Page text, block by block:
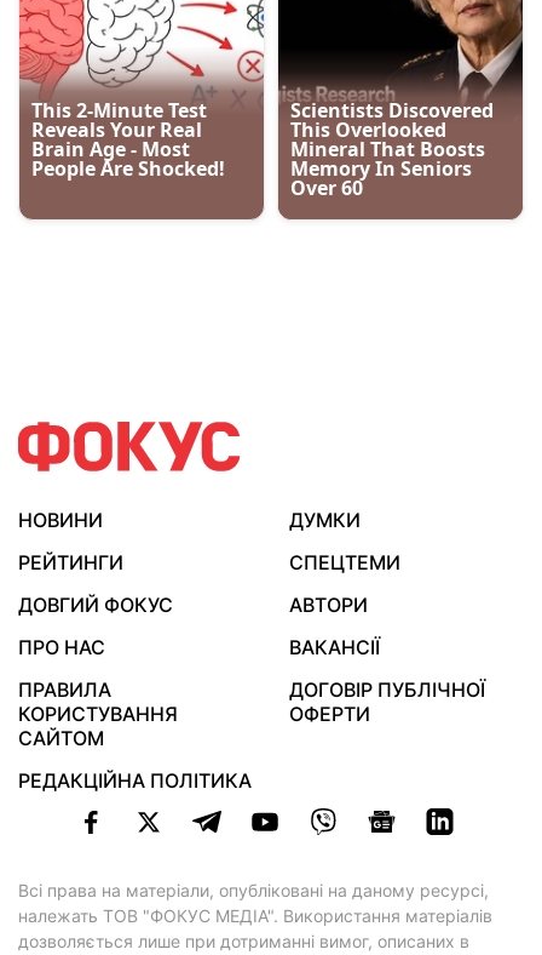
НОВИНИ
ДУМКИ
РЕЙТИНГИ
СПЕЦТЕМИ
ДОВГИЙ ФОКУС
АВТОРИ
ПРО НАС
ВАКАНСІЇ
ПРАВИЛА
КОРИСТУВАННЯ
САЙТОМ
ДОГОВІР ПУБЛІЧНОЇ
ОФЕРТИ
РЕДАКЦІЙНА ПОЛІТИКА
Всі права на матеріали, опубліковані на даному ресурсі,
належать ТОВ "ФОКУС МЕДІА". Використання матеріалів
дозволяється лише при дотриманні вимог, описаних в